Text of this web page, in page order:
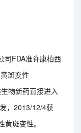
司FDA准许康柏西
斑变性
物新药直接进入
，2013/12/4获
斑变性。